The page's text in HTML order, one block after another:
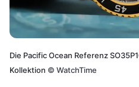
Die Pacific Ocean Referenz
Kollektion © WatchTime